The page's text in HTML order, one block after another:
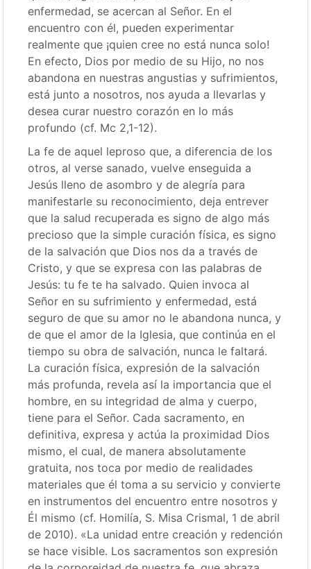
enfermedad, se acercan al Señor. En el
encuentro con él, pueden experimentar
realmente que ¡quien cree no está nunca solo!
En efecto, Dios por medio de su Hijo, no nos
abandona en nuestras angustias y sufrimientos,
está junto a nosotros, nos ayuda a llevarlas y
desea curar nuestro corazón en lo más
profundo (cf. Mc 2,1-12).
La fe de aquel leproso que, a diferencia de los
otros, al verse sanado, vuelve enseguida a
Jesús lleno de asombro y de alegría para
manifestarle su reconocimiento, deja entrever
que la salud recuperada es signo de algo más
precioso que la simple curación física, es signo
de la salvación que Dios nos da a través de
Cristo, y que se expresa con las palabras de
Jesús: tu fe te ha salvado. Quien invoca al
Señor en su sufrimiento y enfermedad, está
seguro de que su amor no le abandona nunca, y
de que el amor de la Iglesia, que continúa en el
tiempo su obra de salvación, nunca le faltará.
La curación física, expresión de la salvación
más profunda, revela así la importancia que el
hombre, en su integridad de alma y cuerpo,
tiene para el Señor. Cada sacramento, en
definitiva, expresa y actúa la proximidad Dios
mismo, el cual, de manera absolutamente
gratuita, nos toca por medio de realidades
materiales que él toma a su servicio y convierte
en instrumentos del encuentro entre nosotros y
Él mismo (cf. Homilía, S. Misa Crismal, 1 de abril
de 2010). «La unidad entre creación y redención
se hace visible. Los sacramentos son expresión